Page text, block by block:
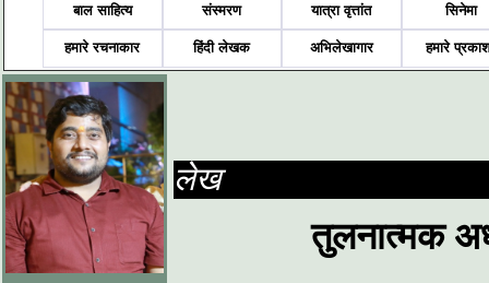
बाल साहित्य संस्मरण यात्रा वृत्तांत सिनेमा
हमारे रचनाकार हिंदी लेखक अभिलेखागार हमारे
लेख
तुलनात्मक